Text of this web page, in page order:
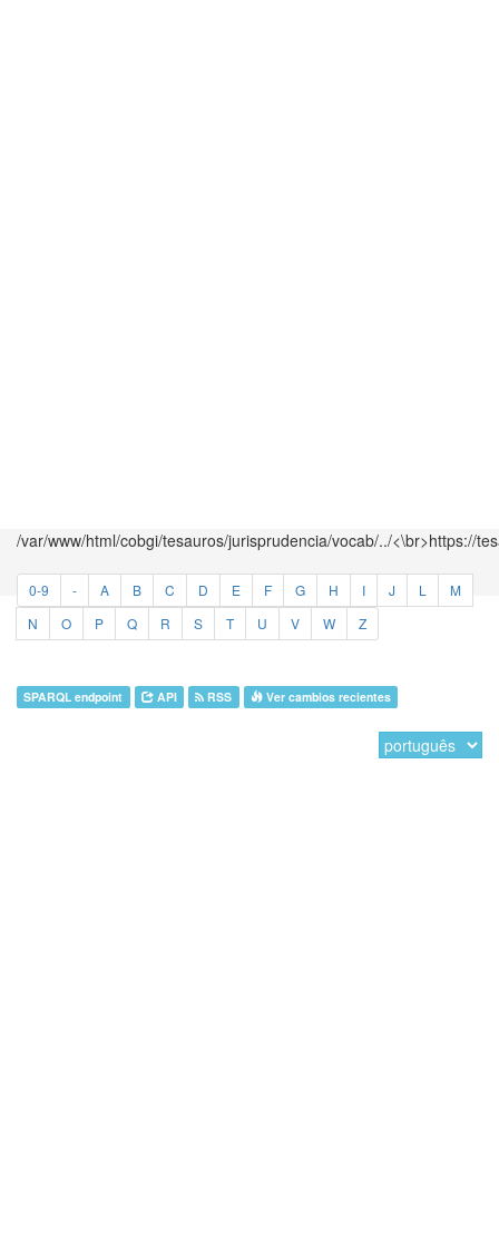
/var/www/html/cobgi/tesauros/jurisprudencia/vocab/../<\br>https://
0-9 - A B C D E F G H I J L
M
N
O P Q R S T U V W Z
SPARQL endpoint API RSS Ver cambios recientes